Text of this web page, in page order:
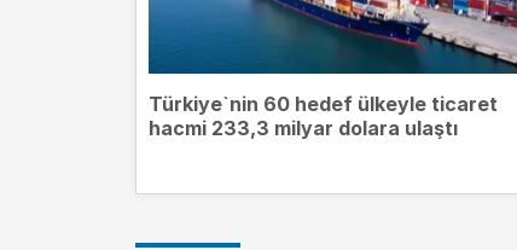
Türkiye`nin 60 hedef ülkeyle ticaret
hacmi 233,3 milyar dolara ulaştı